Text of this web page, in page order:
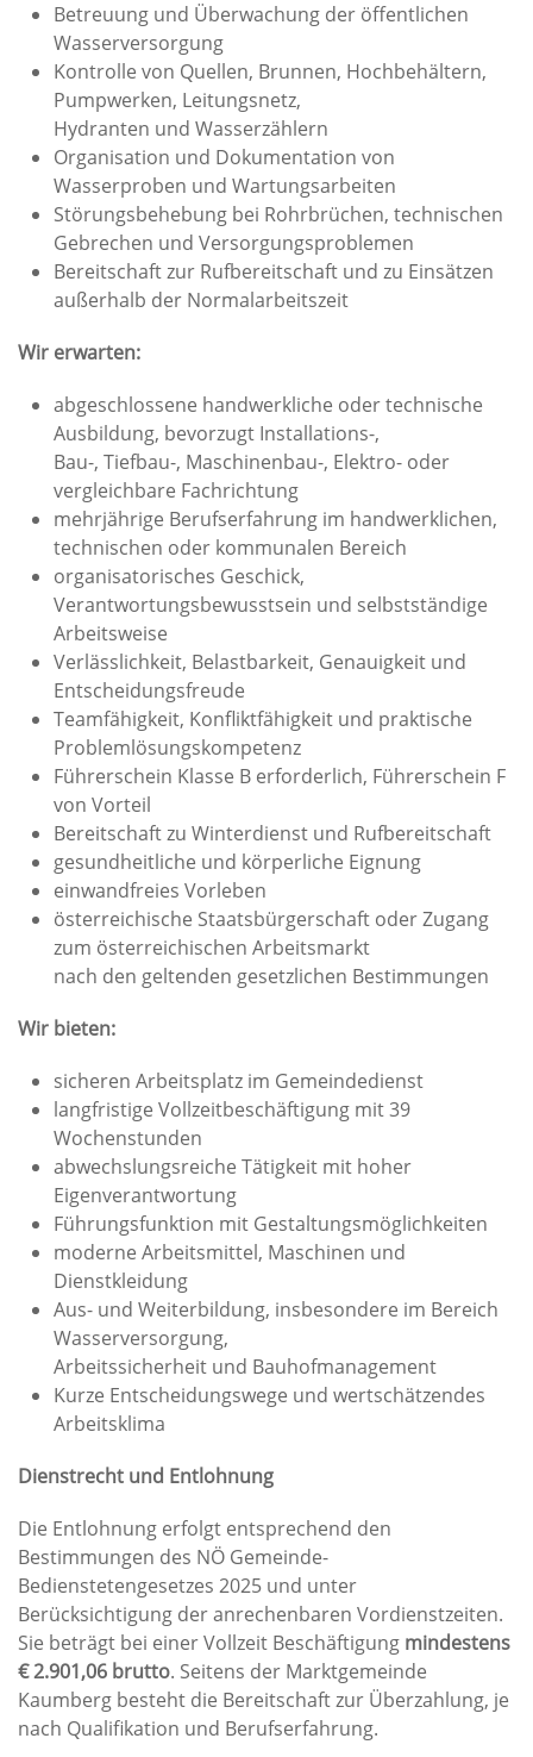
Betreuung und Überwachung der öffentlichen
Wasserversorgung
Kontrolle von Quellen, Brunnen, Hochbehältern,
Pumpwerken, Leitungsnetz,
Hydranten und Wasserzählern
Organisation und Dokumentation von
Wasserproben und Wartungsarbeiten
Störungsbehebung bei Rohrbrüchen, technischen
Gebrechen und Versorgungsproblemen
Bereitschaft zur Rufbereitschaft und zu Einsätzen
außerhalb der Normalarbeitszeit
Wir erwarten:
abgeschlossene handwerkliche oder technische
Ausbildung, bevorzugt Installations-,
Bau-, Tiefbau-, Maschinenbau-, Elektro- oder
vergleichbare Fachrichtung
mehrjährige Berufserfahrung im handwerklichen,
technischen oder kommunalen Bereich
organisatorisches Geschick,
Verantwortungsbewusstsein und selbstständige
Arbeitsweise
Verlässlichkeit, Belastbarkeit, Genauigkeit und
Entscheidungsfreude
Teamfähigkeit, Konfliktfähigkeit und praktische
Problemlösungskompetenz
Führerschein Klasse B erforderlich, Führerschein F
von Vorteil
Bereitschaft zu Winterdienst und Rufbereitschaft
gesundheitliche und körperliche Eignung
einwandfreies Vorleben
österreichische Staatsbürgerschaft oder Zugang
zum österreichischen Arbeitsmarkt
nach den geltenden gesetzlichen Bestimmungen
Wir bieten:
sicheren Arbeitsplatz im Gemeindedienst
langfristige Vollzeitbeschäftigung mit 39
Wochenstunden
abwechslungsreiche Tätigkeit mit hoher
Eigenverantwortung
Führungsfunktion mit Gestaltungsmöglichkeiten
moderne Arbeitsmittel, Maschinen und
Dienstkleidung
Aus- und Weiterbildung, insbesondere im Bereich
Wasserversorgung,
Arbeitssicherheit und Bauhofmanagement
Kurze Entscheidungswege und wertschätzendes
Arbeitsklima
Dienstrecht und Entlohnung
Die Entlohnung erfolgt entsprechend den
Bestimmungen des NÖ Gemeinde-
Bedienstetengesetzes 2025 und unter
Berücksichtigung der anrechenbaren Vordienstzeiten.
Sie beträgt bei einer Vollzeit Beschäftigung mindestens
€ 2.901,06 brutto. Seitens der Marktgemeinde
Kaumberg besteht die Bereitschaft zur Überzahlung, je
nach Qualifikation und Berufserfahrung.